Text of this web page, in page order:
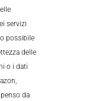
servizi
possibile
delle
o i dati
da